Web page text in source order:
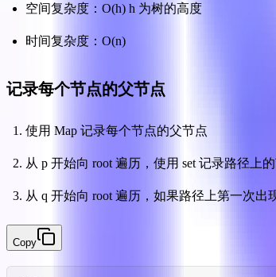
空间复杂度：O(h) h 为树的高度
时间复杂度：O(n)
记录每个节点的父节点
使用 Map 记录每个节点的父节点
从 p 开始向 root 遍历，使用 set 记录路径上
从 q 开始向 root 遍历，如果路径上第一次
Copy